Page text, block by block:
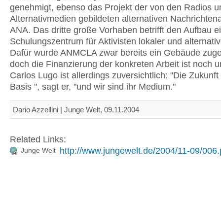
genehmigt, ebenso das Projekt der von den Radios
Alternativmedien gebildeten alternativen
ANA. Das dritte große Vorhaben betrifft den Aufbau
Schulungszentrum für Aktivisten lokaler und
Dafür wurde ANMCLA zwar bereits ein Gebäude
doch die Finanzierung der konkreten Arbeit ist noch
Carlos Lugo ist allerdings zuversichtlich: "Die
Basis ", sagt er, "und wir sind ihr Medium."
Dario Azzellini | Junge Welt, 09.11.2004
Related Links:
Junge Welt http://www.jungewelt.de/2004/11-09/